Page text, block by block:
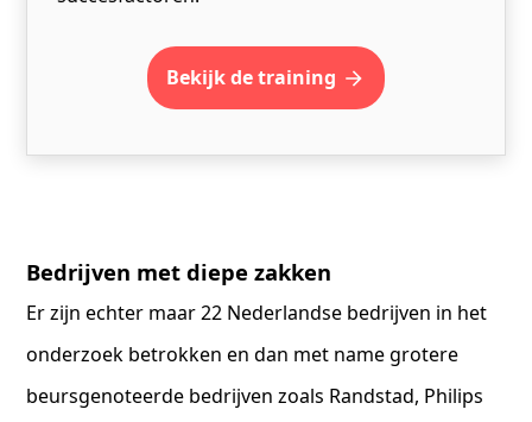
bekijk de training
Bedrijven met diepe zakken
Er zijn echter maar 22 Nederlandse bedrijven in het
onderzoek betrokken en dan met name grotere
beursgenoteerde bedrijven zoals Randstad, Philips